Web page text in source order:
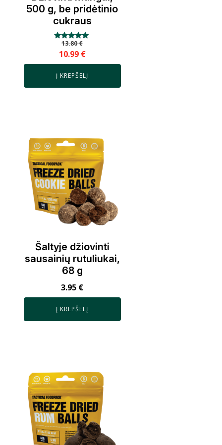
500 g, be pridėtinio
cukraus
Įvertinimas:
5.00
iš 5
13.80€
10.99 €
Į KREPŠELĮ
Šaltyje džiovinti
sausainių rutuliukai,
68 g
3.95 €
Į KREPŠELĮ